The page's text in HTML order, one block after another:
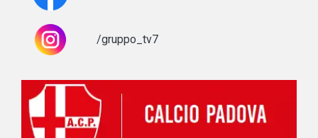
/gruppo_tv7